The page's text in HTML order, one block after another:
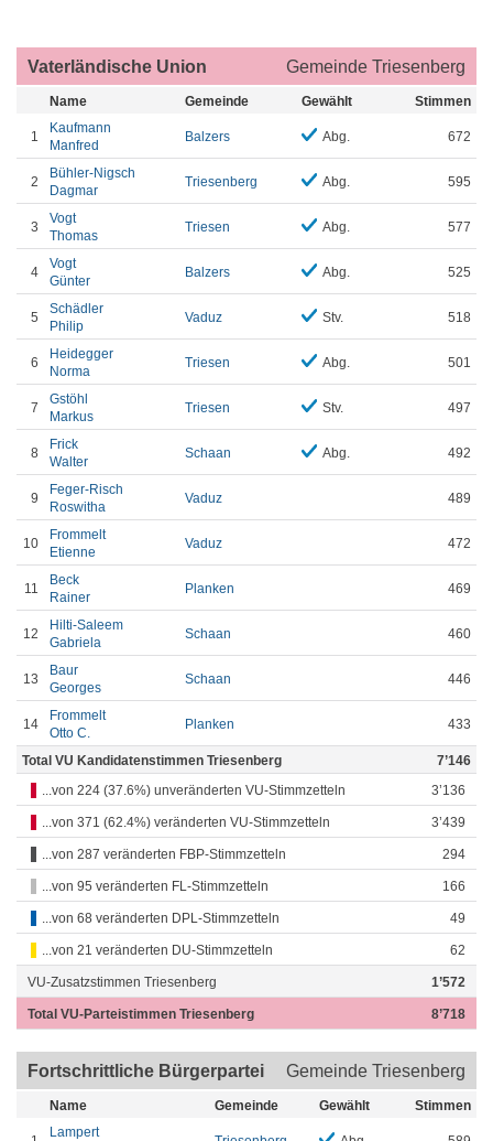
Vaterländische Union Gemeinde Triesenberg
Name Gemeinde Gewählt Stimmen
1
Kaufmann
Manfred
Balzers Abg. 672
2
Bühler-Nigsch
Dagmar
Triesenberg Abg. 595
3
Vogt
Thomas
Triesen Abg. 577
4
Vogt
Günter
Balzers Abg. 525
5
Schädler
Philip
Vaduz Stv. 518
6
Heidegger
Norma
Triesen Abg. 501
7
Gstöhl
Markus
Triesen Stv. 497
8
Frick
Walter
Schaan Abg. 492
9
Feger-Risch
Roswitha
Vaduz 489
10
Frommelt
Etienne
Vaduz 472
11
Beck
Rainer
Planken 469
12
Hilti-Saleem
Gabriela
Schaan 460
13
Baur
Georges
Schaan 446
14
Frommelt
Otto C.
Planken 433
Total VU Kandidatenstimmen Triesenberg
7’146
...von 224 (37.6%) unveränderten VU-Stimmzetteln
3’136
...von 371 (62.4%) veränderten VU-Stimmzetteln 3’439
...von 287 veränderten FBP-Stimmzetteln 294
...von 95 veränderten FL-Stimmzetteln 166
...von 68 veränderten DPL-Stimmzetteln 49
...von 21 veränderten DU-Stimmzetteln 62
VU-Zusatzstimmen Triesenberg 1’572
Total VU-Parteistimmen Triesenberg 8’718
Fortschrittliche Bürgerpartei Gemeinde Triesenberg
Name Gemeinde Gewählt Stimmen
Lampert